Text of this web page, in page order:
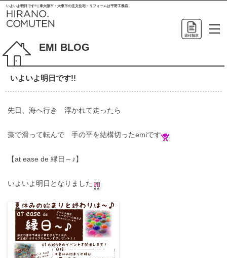
いよいよ明日です!! | 東大阪市・大東市の注文住宅・リフォームは平野工務店
EMI BLOG
いよいよ明日です!!
先日、海へ行き 浮かれて走ったら
藻で滑って転んで 手の平を結構切ったemiです
【at ease de 縁日～♪】
いよいよ明日となりました